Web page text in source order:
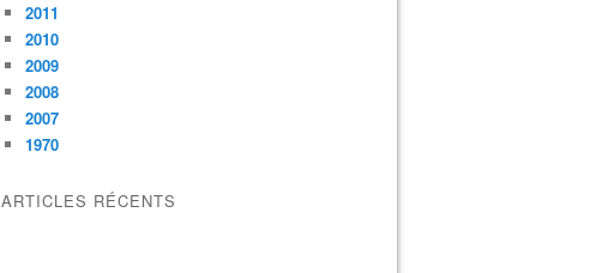
2011
2010
2009
2008
2007
1970
ARTICLES RÉCENTS